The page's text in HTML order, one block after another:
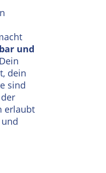
und
dein
sind
erlaubt